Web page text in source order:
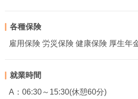
各種保険
雇用保険 労災保険 健康保険 厚生年
就業時間
A：06:30～15:30(休憩60分)